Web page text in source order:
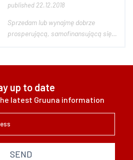
published 22.12.2018
Sprzedam lub wynajmę dobrze
prosperującą, samofinansującą się
ramach jednego obiektu. -
Bosch-service - Sklep motoryzacyjny
- Stacja kontroli pojaz...
up to date
latest Gruuna information
SEND